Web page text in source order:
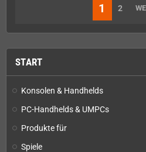
START
Konsolen & Handhelds
PC-Handhelds & UMPCs
Produkte für
Spiele
1 2